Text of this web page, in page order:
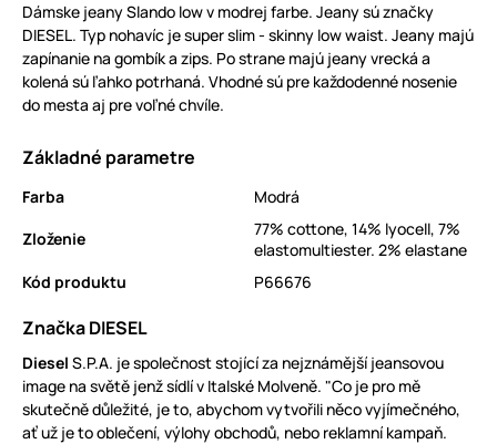
Dámske jeany Slando low v modrej farbe. Jeany sú značky
DIESEL. Typ nohavíc je super slim - skinny low waist. Jeany majú
zapínanie na gombík a zips. Po strane majú jeany vrecká a
kolená sú ľahko potrhaná. Vhodné sú pre každodenné nosenie
do mesta aj pre voľné chvíle.
Základné parametre
Farba
Modrá
Zloženie
77% cottone, 14% lyocell, 7%
elastomultiester. 2% elastane
Kód produktu
P66676
Značka DIESEL
Diesel S.P.A. je společnost stojící za nejznámější jeansovou
image na světě jenž sídlí v Italské Molveně. "Co je pro mě
skutečně důležité, je to, abychom vytvořili něco vyjímečného,
ať už je to oblečení, výlohy obchodů, nebo reklamní kampaň.